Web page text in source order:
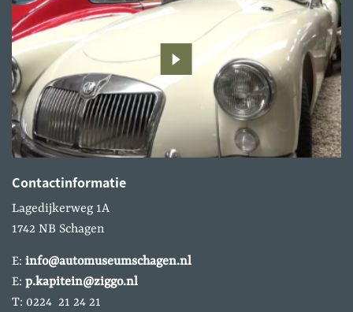
Contactinformatie
Lagedijkerweg 1A
1742 NB Schagen
E: info@automuseumschagen.nl
E: p.kapitein@ziggo.nl
T: 0224 21 24 21